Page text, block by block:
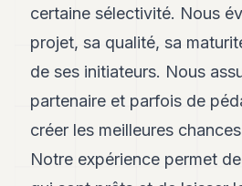
Andy
Andy
24
23
Andy
Andy
certaine sélectivité. Nous
projet, sa qualité, sa
de ses initiateurs. Nous
partenaire et parfois de
créer les meilleures
Notre expérience permet